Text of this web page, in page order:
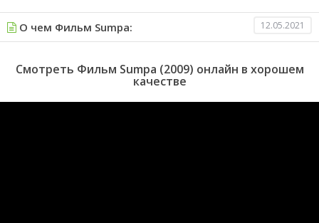
О чем Фильм Sumpa: 12.05.2021
Смотреть Фильм Sumpa (2009) онлайн в хорошем
качестве